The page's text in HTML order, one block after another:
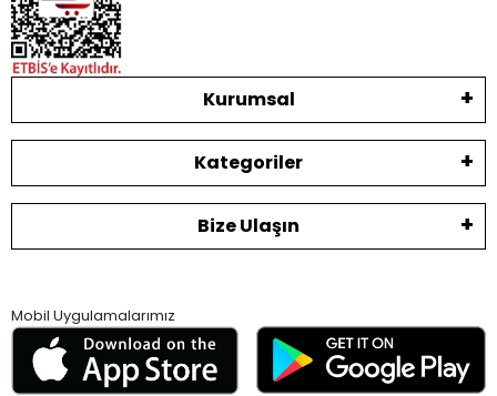
Kurumsal
Kategoriler
Bize Ulaşın
Mobil Uygulamalarımız